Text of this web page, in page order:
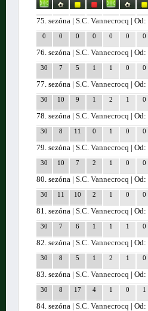
75. sezóna |S.C. Vannecrocq | Od:
0 0 0 0 0 0 0
76. sezóna |S.C. Vannecrocq |
30 7 5 1 1 0 0
77. sezóna |S.C. Vannecrocq |
30 10 9 1 2 1 0
78. sezóna |S.C. Vannecrocq |
30 8 11 0 1 0 0
79. sezóna |S.C. Vannecrocq |
30 10 7 2 1 0 0
80. sezóna |S.C. Vannecrocq |
30 11 10 2 1 0 0
81. sezóna |S.C. Vannecrocq |
30 7 6 1 1 1 0
82. sezóna |S.C. Vannecrocq |
30 8 5 1 2 1 0
83. sezóna |S.C. Vannecrocq |
30 8 17 4 1 0 1
84. sezóna |S.C. Vannecrocq |